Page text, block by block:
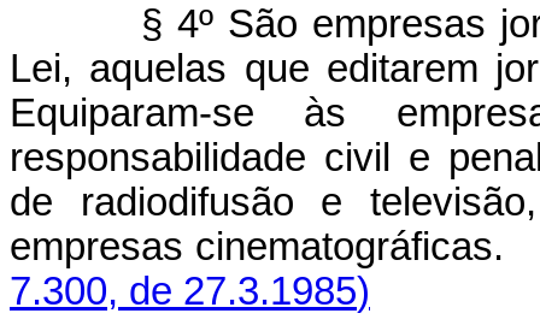
§ 4º São empresas
Lei, aquelas que editarem
Equiparam-se às
responsabilidade civil e
de radiodifusão e
empresas
7.300, de 27.3.1985)